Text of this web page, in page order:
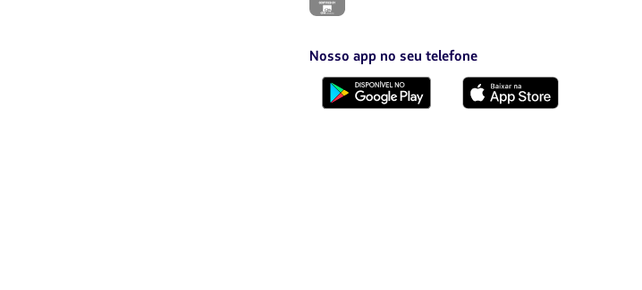
em
uma
nova
aba.
Nosso app no seu telefone
Baixe
no
Baixe